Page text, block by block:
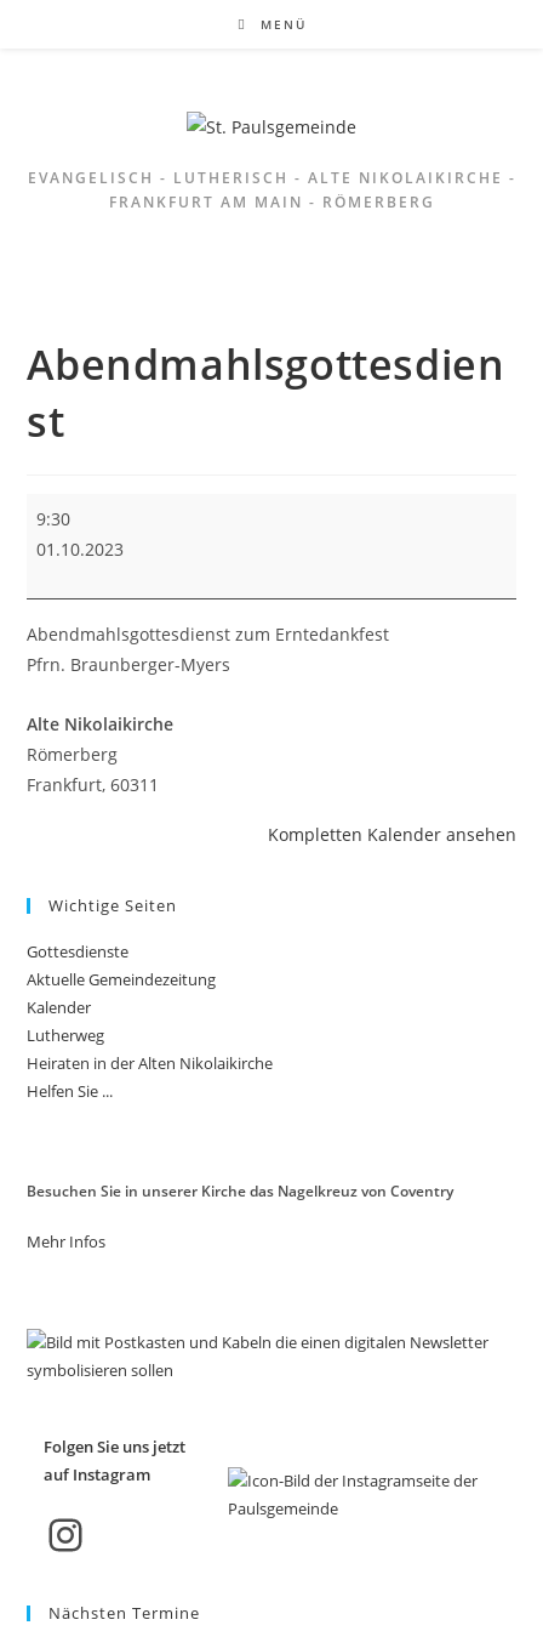
MENÜ
EVANGELISCH - LUTHERISCH - ALTE NIKOLAIKIRCHE -
FRANKFURT AM MAIN - RÖMERBERG
Abendmahlsgottesdien
st
9:30
01.10.2023
Abendmahlsgottesdienst zum Erntedankfest
Pfrn. Braunberger-Myers
Alte Nikolaikirche
Römerberg
Frankfurt,60311
Kompletten Kalender ansehen
Wichtige Seiten
Gottesdienste
Aktuelle Gemeindezeitung
Kalender
Lutherweg
Heiraten in der Alten Nikolaikirche
Helfen Sie ...
Besuchen Sie in unserer Kirche das Nagelkreuz von Coventry
Mehr Infos
Folgen Sie uns jetzt
auf Instagram
Instagram
Nächsten Termine